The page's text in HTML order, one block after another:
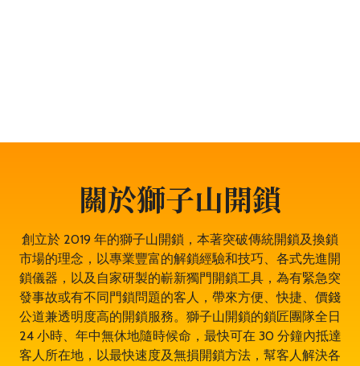
關於獅子山開鎖
創立於 2019 年的獅子山開鎖，本著突破傳統開鎖及換鎖
市場的理念，以專業豐富的解鎖經驗和技巧、各式先進開
鎖儀器，以及自家研製的嶄新獨門開鎖工具，為有緊急突
發事故或有不同門鎖問題的客人，帶來方便、快捷、價錢
公道兼透明度高的開鎖服務。獅子山開鎖的鎖匠團隊全日
24 小時、年中無休地隨時候命，最快可在 30 分鐘內抵達
客人所在地，以最快速度及無損開鎖方法，幫客人解決各